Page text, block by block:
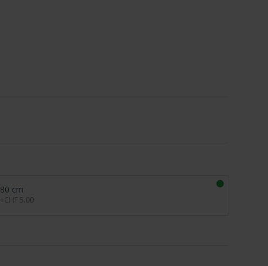
80 cm
+CHF 5.00